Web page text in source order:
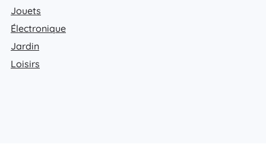
Jouets
Électronique
Jardin
Loisirs